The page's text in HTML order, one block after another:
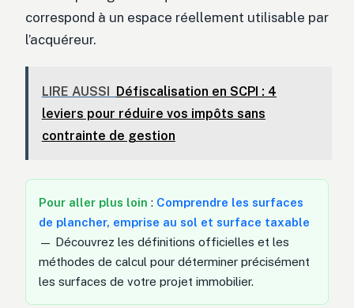
correspond à un espace réellement utilisable par
l’acquéreur.
LIRE AUSSI Défiscalisation en SCPI : 4
leviers pour réduire vos impôts sans
contrainte de gestion
Pour aller plus loin : Comprendre les surfaces
de plancher, emprise au sol et surface taxable
— Découvrez les définitions officielles et les
méthodes de calcul pour déterminer précisément
les surfaces de votre projet immobilier.